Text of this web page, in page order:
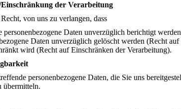
der Verarbeitung
von uns zu verlangen, dass
personenbezogene Daten unverzüglich berichtigt
Daten unverzüglich gelöscht werden (Recht
wird (Recht auf Einschränken der Verarbeitung).
personenbezogene Daten, die Sie uns
übermitteln.